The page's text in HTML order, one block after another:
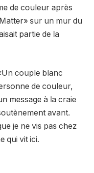
de couleur après
sur un mur du
partie de la
couple blanc
de couleur,
message à la craie
avant.
je ne vis pas chez
qui vit ici.